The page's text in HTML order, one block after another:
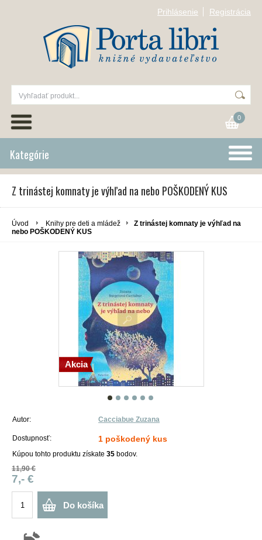
Prihlásenie Registrácia
0
Kategórie
Z trinástej komnaty je výhľad na nebo POŠKODENÝ KUS
Úvod Knihy pre deti a mládež
Z trinástej komnaty je výhľad na
nebo POŠKODENÝ KUS
Akcia
Autor: Cacciabue Zuzana
Dostupnosť: 1 poškodený kus
Kúpou tohto produktu získate 35 bodov.
11,90 €
7,- €
Do košíka